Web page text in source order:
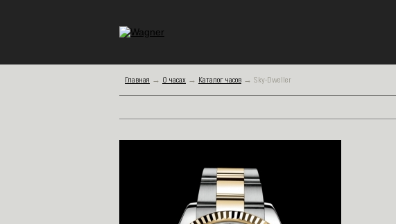
Главная → О часах → Каталог часов → Sky-Dweller